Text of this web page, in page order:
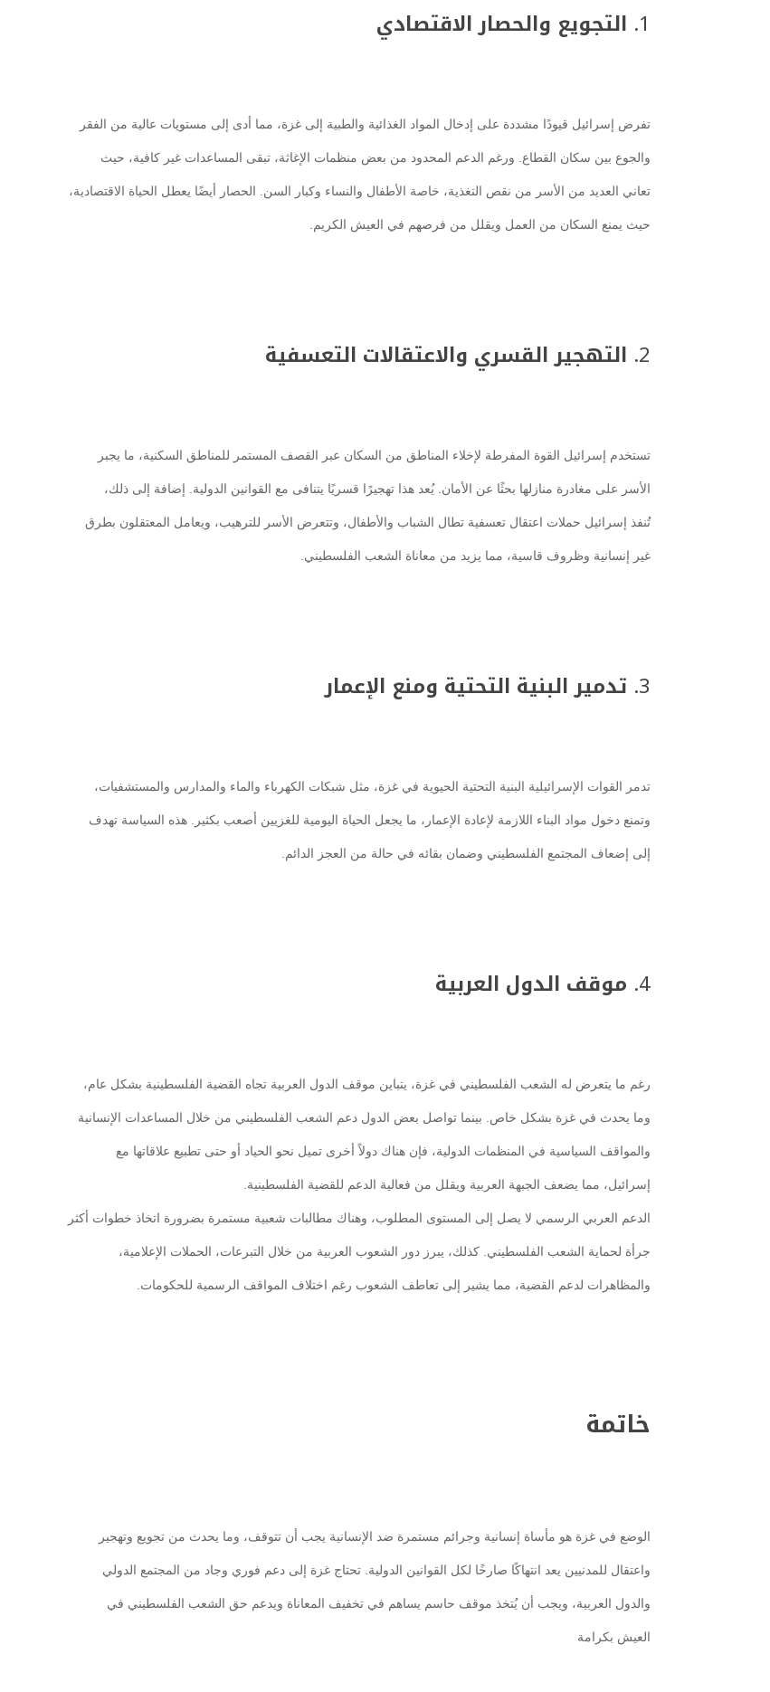
1. التجويع والحصار الاقتصادي
تفرض إسرائيل قيودًا مشددة على إدخال المواد الغذائية والطبية إلى غزة، مما أدى إلى مستويات عالية من الفقر
والجوع بين سكان القطاع. ورغم الدعم المحدود من بعض منظمات الإغاثة، تبقى المساعدات غير كافية، حيث
تعاني العديد من الأسر من نقص التغذية، خاصة الأطفال والنساء وكبار السن. الحصار أيضًا يعطل الحياة الاقتصادية،
حيث يمنع السكان من العمل ويقلل من فرصهم في العيش الكريم.
2. التهجير القسري والاعتقالات التعسفية
تستخدم إسرائيل القوة المفرطة لإخلاء المناطق من السكان عبر القصف المستمر للمناطق السكنية، ما يجبر
الأسر على مغادرة منازلها بحثًا عن الأمان. يُعد هذا تهجيرًا قسريًا يتنافى مع القوانين الدولية. إضافة إلى ذلك،
تُنفذ إسرائيل حملات اعتقال تعسفية تطال الشباب والأطفال، وتتعرض الأسر للترهيب، ويعامل المعتقلون بطرق
غير إنسانية وظروف قاسية، مما يزيد من معاناة الشعب الفلسطيني.
3. تدمير البنية التحتية ومنع الإعمار
تدمر القوات الإسرائيلية البنية التحتية الحيوية في غزة، مثل شبكات الكهرباء والماء والمدارس والمستشفيات،
وتمنع دخول مواد البناء اللازمة لإعادة الإعمار، ما يجعل الحياة اليومية للغزيين أصعب بكثير. هذه السياسة تهدف
إلى إضعاف المجتمع الفلسطيني وضمان بقائه في حالة من العجز الدائم.
4. موقف الدول العربية
رغم ما يتعرض له الشعب الفلسطيني في غزة، يتباين موقف الدول العربية تجاه القضية الفلسطينية بشكل عام،
وما يحدث في غزة بشكل خاص. بينما تواصل بعض الدول دعم الشعب الفلسطيني من خلال المساعدات الإنسانية
والمواقف السياسية في المنظمات الدولية، فإن هناك دولاً أخرى تميل نحو الحياد أو حتى تطبيع علاقاتها مع
إسرائيل، مما يضعف الجبهة العربية ويقلل من فعالية الدعم للقضية الفلسطينية.
الدعم العربي الرسمي لا يصل إلى المستوى المطلوب، وهناك مطالبات شعبية مستمرة بضرورة اتخاذ خطوات أكثر
جرأة لحماية الشعب الفلسطيني. كذلك، يبرز دور الشعوب العربية من خلال التبرعات، الحملات الإعلامية،
والمظاهرات لدعم القضية، مما يشير إلى تعاطف الشعوب رغم اختلاف المواقف الرسمية للحكومات.
خاتمة
الوضع في غزة هو مأساة إنسانية وجرائم مستمرة ضد الإنسانية يجب أن تتوقف، وما يحدث من تجويع وتهجير
واعتقال للمدنيين يعد انتهاكًا صارخًا لكل القوانين الدولية. تحتاج غزة إلى دعم فوري وجاد من المجتمع الدولي
والدول العربية، ويجب أن يُتخذ موقف حاسم يساهم في تخفيف المعاناة ويدعم حق الشعب الفلسطيني في
العيش بكرامة